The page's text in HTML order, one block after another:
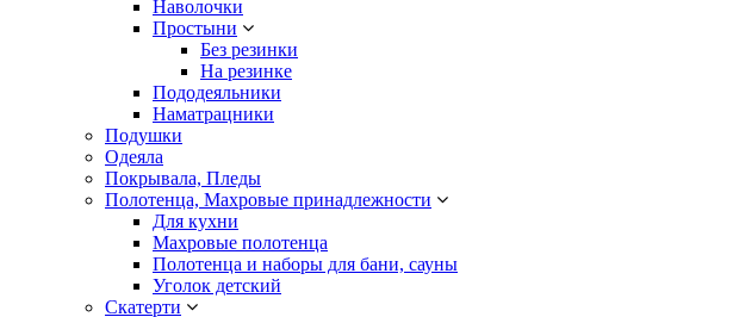
Наволочки
Простыни
Без резинки
На резинке
Пододеяльники
Наматрацники
Подушки
Одеяла
Покрывала, Пледы
Полотенца, Махровые принадлежности
Для кухни
Махровые полотенца
Полотенца и наборы для бани, сауны
Уголок детский
Скатерти